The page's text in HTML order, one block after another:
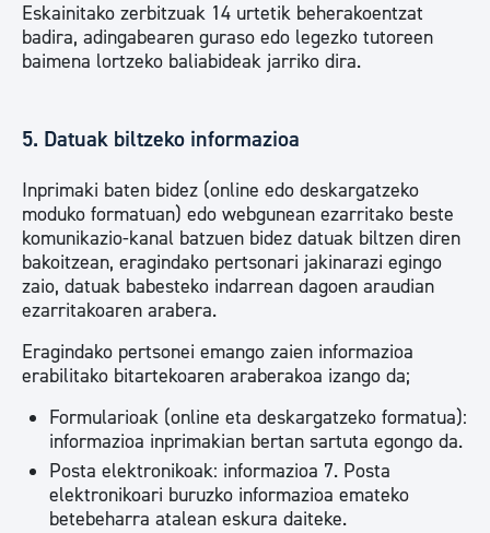
Eskainitako zerbitzuak 14 urtetik beherakoentzat
badira, adingabearen guraso edo legezko tutoreen
baimena lortzeko baliabideak jarriko dira.
5. Datuak biltzeko informazioa
Inprimaki baten bidez (online edo deskargatzeko
moduko formatuan) edo webgunean ezarritako beste
komunikazio-kanal batzuen bidez datuak biltzen diren
bakoitzean, eragindako pertsonari jakinarazi egingo
zaio, datuak babesteko indarrean dagoen araudian
ezarritakoaren arabera.
Eragindako pertsonei emango zaien informazioa
erabilitako bitartekoaren araberakoa izango da;
Formularioak (online eta deskargatzeko formatua):
informazioa inprimakian bertan sartuta egongo da.
Posta elektronikoak: informazioa 7. Posta
elektronikoari buruzko informazioa emateko
betebeharra​​​​​​ atalean eskura daiteke.